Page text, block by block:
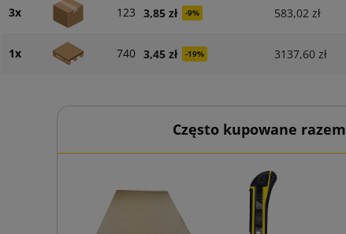
3x 123 3,85 zł -9% 583,02 zł
1x 740 3,45 zł -19% 3137,60 zł
Często kupowane razem